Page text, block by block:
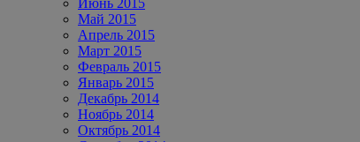
Май 2015
Апрель 2015
Март 2015
Февраль 2015
Январь 2015
Декабрь 2014
Ноябрь 2014
Октябрь 2014